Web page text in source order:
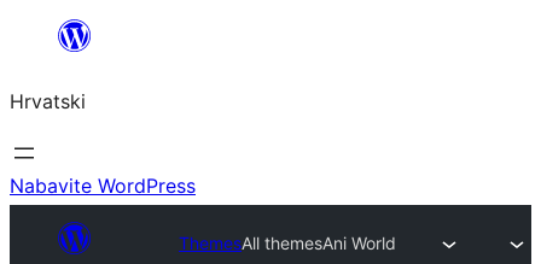
Skoči
sadržaja
Hrvatski
Nabavite WordPress
ThemesAll themesAni World